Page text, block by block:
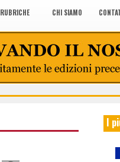
RUBRICHE CHI SIAMO
I